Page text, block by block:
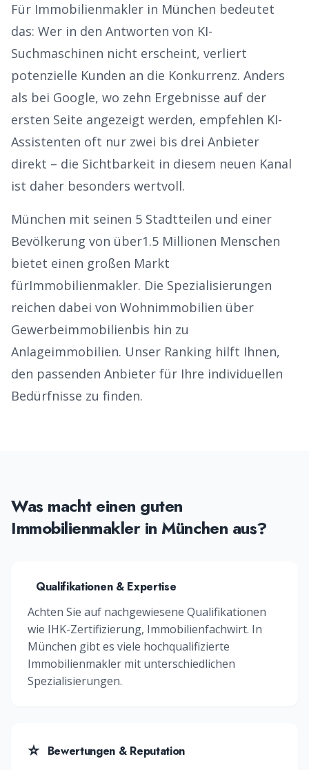
Für Immobilienmakler in München bedeutet
das: Wer in den Antworten von KI-
Suchmaschinen nicht erscheint, verliert
potenzielle Kunden an die Konkurrenz. Anders
als bei Google, wo zehn Ergebnisse auf der
ersten Seite angezeigt werden, empfehlen KI-
Assistenten oft nur zwei bis drei Anbieter
direkt – die Sichtbarkeit in diesem neuen Kanal
ist daher besonders wertvoll.
München mit seinen 5 Stadtteilen und einer
Bevölkerung von über1.5 Millionen Menschen
bietet einen großen Markt
fürImmobilienmakler. Die Spezialisierungen
reichen dabei von Wohnimmobilien über
Gewerbeimmobilienbis hin zu
Anlageimmobilien. Unser Ranking hilft Ihnen,
den passenden Anbieter für Ihre individuellen
Bedürfnisse zu finden.
Was macht einen guten
ImmobilienmaklerinMünchen aus?
Qualifikationen & Expertise
Achten Sie auf nachgewiesene Qualifikationen
wie IHK-Zertifizierung, Immobilienfachwirt. In
München gibt es viele hochqualifizierte
Immobilienmakler mit unterschiedlichen
Spezialisierungen.
⭐ Bewertungen & Reputation